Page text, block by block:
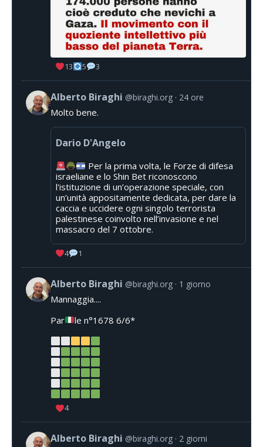
13 5 3
Alberto Biraghi @biraghi.org 24 ore
Molto bene.
Dario D'Angelo
Per la prima volta, le Forze di difesa
israeliane e lo Shin Bet riconoscono
l'istituzione di un’operazione speciale, con
un’unità appositamente dedicata, per dare la
caccia e uccidere ogni singolo terrorista
palestinese coinvolto nell’invasione e nel
massacro del 7 ottobre.
4 1
Alberto Biraghi @biraghi.org 1 giorno
Mannaggia....
Par
le n°1678 6/6*
4
Alberto Biraghi @biraghi.org 2 giorni